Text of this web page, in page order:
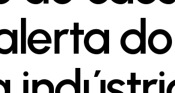
do